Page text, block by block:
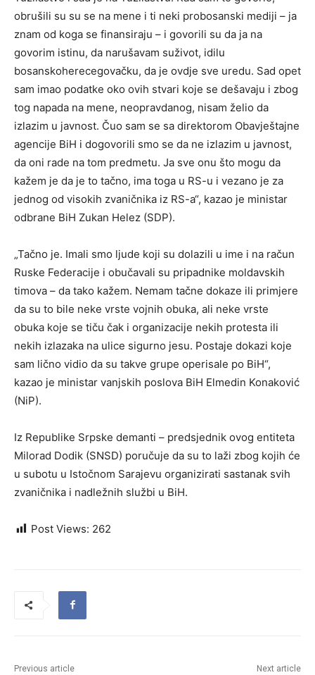
obrušili su su se na mene i ti neki probosanski mediji – ja
znam od koga se finansiraju – i govorili su da ja na
govorim istinu, da narušavam suživot, idilu
bosanskoherecegovačku, da je ovdje sve uredu. Sad opet
sam imao podatke oko ovih stvari koje se dešavaju i zbog
tog napada na mene, neopravdanog, nisam želio da
izlazim u javnost. Čuo sam se sa direktorom Obavještajne
agencije BiH i dogovorili smo se da ne izlazim u javnost,
da oni rade na tom predmetu. Ja sve onu što mogu da
kažem je da je to tačno, ima toga u RS-u i vezano je za
jednog od visokih zvaničnika iz RS-a“, kazao je ministar
odbrane BiH Zukan Helez (SDP).
„Tačno je. Imali smo ljude koji su dolazili u ime i na račun
Ruske Federacije i obučavali su pripadnike moldavskih
timova – da tako kažem. Nemam tačne dokaze ili primjere
da su to bile neke vrste vojnih obuka, ali neke vrste
obuka koje se tiču čak i organizacije nekih protesta ili
nekih izlazaka na ulice sigurno jesu. Postaje dokazi koje
sam lično vidio da su takve grupe operisale po BiH“,
kazao je ministar vanjskih poslova BiH Elmedin Konaković
(NiP).
Iz Republike Srpske demanti – predsjednik ovog entiteta
Milorad Dodik (SNSD) poručuje da su to laži zbog kojih će
u subotu u Istočnom Sarajevu organizirati sastanak svih
zvaničnika i nadležnih službi u BiH.
Post Views: 262
Previous article Next article